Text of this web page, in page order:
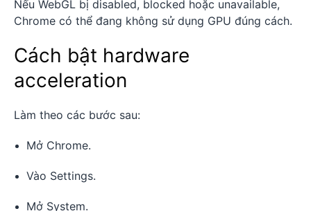
Nếu WebGL bị disabled, blocked hoặc unavailable,
Chrome có thể đang không sử dụng GPU đúng cách.
Cách bật hardware
acceleration
Làm theo các bước sau:
Mở Chrome.
Vào Settings.
Mở System.